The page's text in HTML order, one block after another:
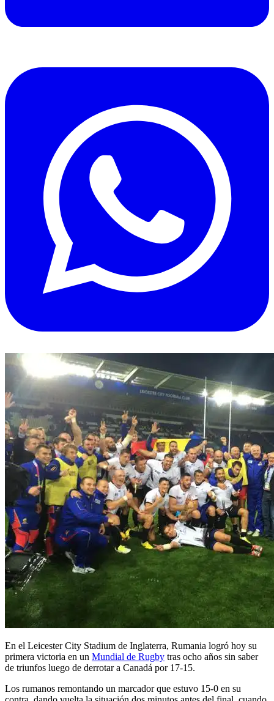
En el Leicester City Stadium de Inglaterra, Rumania logró hoy su
primera victoria en un Mundial de Rugby tras ocho años sin saber
de triunfos luego de derrotar a Canadá por 17-15.
Los rumanos remontando un marcador que estuvo 15-0 en su